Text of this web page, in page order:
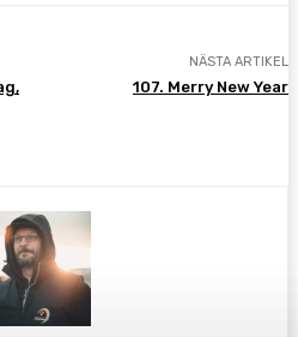
NÄSTA ARTIKEL
107. Merry New Year